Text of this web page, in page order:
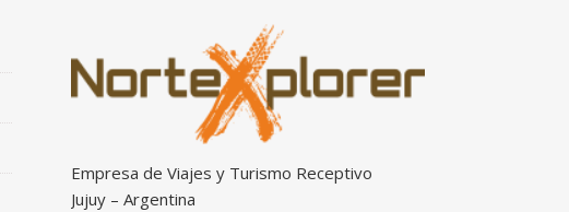
Empresa de Viajes y Turismo Receptivo
Jujuy – Argentina